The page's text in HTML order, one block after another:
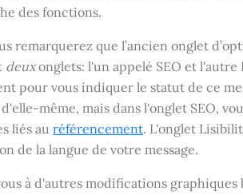
des fonctions.
remarquerez que l’ancien onglet
deuxonglets: l'un appelé SEO et l'autre
pour vous indiquer le statut de ce
d'elle-même, mais dans l'onglet SEO,
liés au référencement. L'onglet
de la langue de votre message.
à d'autres modifications graphiques